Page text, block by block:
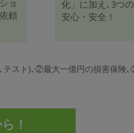
ョ
頼
化」に加え､3つ
安心・安全！
スト)､②最大一億円の損害保険